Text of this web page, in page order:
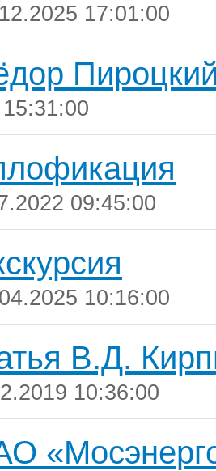
17:01:00
09:45:00
10:16:00
В.Д.
10:36:00